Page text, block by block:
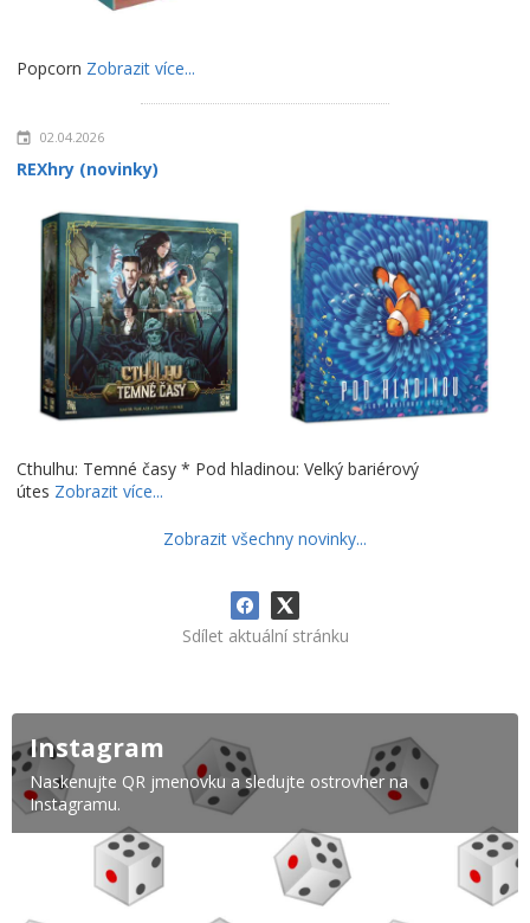
Popcorn Zobrazit více...
02.04.2026
REXhry (novinky)
Cthulhu: Temné časy * Pod hladinou: Velký bariérový
útes Zobrazit více...
Zobrazit všechny novinky...
Sdílet aktuální stránku
Instagram
Naskenujte QR jmenovku a sledujte ostrovher na
Instagramu.